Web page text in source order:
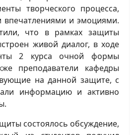
творческого процесса,
впечатлениями и эмоциями.
что в рамках защиты
живой диалог, в ходе
2 курса очной формы
преподаватели кафедры
на данной защите, с
информацию и активно
состоялось обсуждение,